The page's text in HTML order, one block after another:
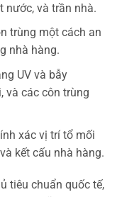
nước, và trần nhà.
trùng một cách an
nhà hàng.
UV và bẫy
và các côn trùng
xác vị trí tổ mối
kết cấu nhà hàng.
tiêu chuẩn quốc tế,